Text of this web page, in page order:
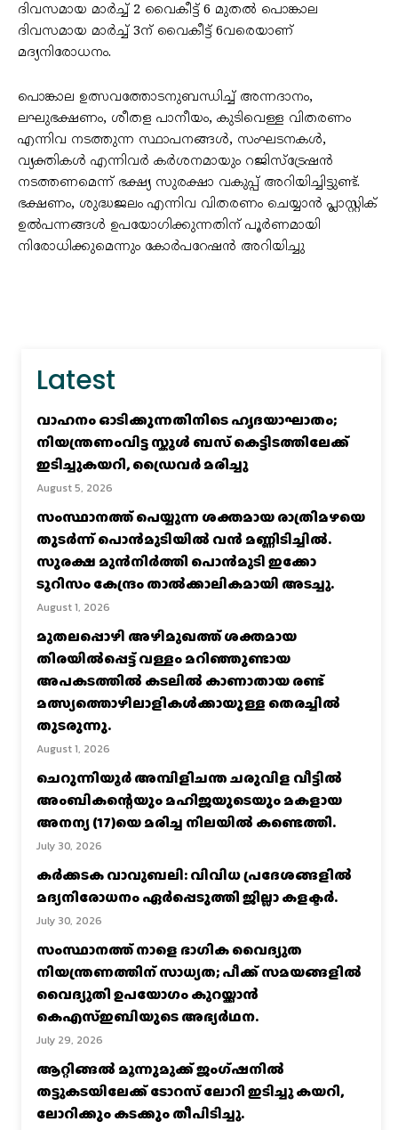
ദിവസമായ മാര്‍ച്ച്‌ 2 വൈകീട്ട് 6 മുതല്‍ പൊങ്കാല
ദിവസമായ മാര്‍ച്ച്‌ 3ന് വൈകീട്ട് 6വരെയാണ്
മദ്യനിരോധനം.
പൊങ്കാല ഉത്സവത്തോടനുബന്ധിച്ച്‌ അന്നദാനം,
ലഘുഭക്ഷണം, ശീതള പാനീയം, കുടിവെള്ള വിതരണം
എന്നിവ നടത്തുന്ന സ്ഥാപനങ്ങള്‍, സംഘടനകള്‍,
വ്യക്തികള്‍ എന്നിവർ കർശനമായും റജിസ്ട്രേഷൻ
നടത്തണമെന്ന് ഭക്ഷ്യ സുരക്ഷാ വകുപ്പ് അറിയിച്ചിട്ടുണ്ട്.
ഭക്ഷണം, ശുദ്ധജലം എന്നിവ വിതരണം ചെയ്യാൻ പ്ലാസ്റ്റിക്
ഉല്‍പന്നങ്ങള്‍ ഉപയോഗിക്കുന്നതിന് പൂർണമായി
നിരോധിക്കുമെന്നും കോർപറേഷൻ അറിയിച്ചു
Latest
വാഹനം ഓടിക്കുന്നതിനിടെ ഹൃദയാഘാതം;
നിയന്ത്രണംവിട്ട സ്കൂൾ ബസ് കെട്ടിടത്തിലേക്ക്
ഇടിച്ചുകയറി, ഡ്രൈവർ മരിച്ചു
August 5, 2026
സംസ്ഥാനത്ത് പെയ്യുന്ന ശക്തമായ രാത്രിമഴയെ
തുടർന്ന് പൊൻമുടിയില്‍ വൻ മണ്ണിടിച്ചില്‍.
സുരക്ഷ മുൻനിർത്തി പൊൻമുടി ഇക്കോ
ടൂറിസം കേന്ദ്രം താല്‍ക്കാലികമായി അടച്ചു.
August 1, 2026
മുതലപ്പൊഴി അഴിമുഖത്ത് ശക്തമായ
തിരയിൽപ്പെട്ട് വള്ളം മറിഞ്ഞുണ്ടായ
അപകടത്തിൽ കടലിൽ കാണാതായ രണ്ട്
മത്സ്യത്തൊഴിലാളികൾക്കായുള്ള തെരച്ചിൽ
തുടരുന്നു.
August 1, 2026
ചെറുന്നിയൂർ അമ്പിളിചന്ത ചരുവിള വീട്ടിൽ
അംബികന്റെയും മഹിജയുടെയും മകളായ
അനന്യ (17)യെ മരിച്ച നിലയിൽ കണ്ടെത്തി.
July 30, 2026
കര്‍ക്കടക വാവുബലി: വിവിധ പ്രദേശങ്ങളില്‍
മദ്യനിരോധനം ഏര്‍പ്പെടുത്തി ജില്ലാ കളക്ടര്‍.
July 30, 2026
സംസ്ഥാനത്ത് നാളെ ഭാഗിക വൈദ്യുത
നിയന്ത്രണത്തിന് സാധ്യത; പീക്ക് സമയങ്ങളില്‍
വൈദ്യുതി ഉപയോഗം കുറയ്ക്കാൻ
കെഎസ്‌ഇബിയുടെ അഭ്യര്‍ഥന.
July 29, 2026
ആറ്റിങ്ങൽ മൂന്നുമുക്ക് ജംഗ്ഷനിൽ
തട്ടുകടയിലേക്ക് ടോറസ് ലോറി ഇടിച്ചു കയറി,
ലോറിക്കും കടക്കും തീപിടിച്ചു.